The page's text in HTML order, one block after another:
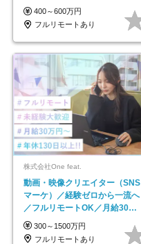
600万円可
400～600万円
フルリモートあり
株式会社One feat.
動画・映像クリエイター（SNS
マーケ）／経験ゼロから一流へ
／フルリモートOK／月給30万
円～／年休130日以上
300～1500万円
フルリモートあり